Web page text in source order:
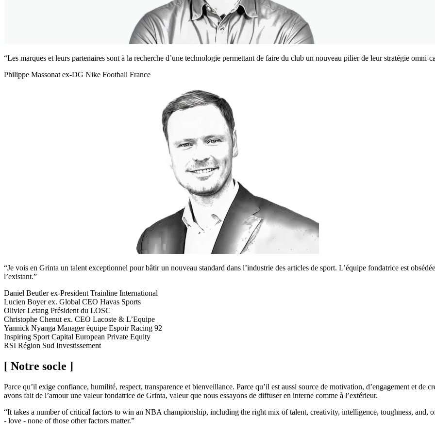
“Les marques et leurs partenaires sont à la recherche d’une technologie permettant de faire du club un nouveau pilier de leur stratégie omni-
Philippe Massonat ex-DG Nike Football France
“Je vois en Grinta un talent exceptionnel pour bâtir un nouveau standard dans l’industrie des articles de sport. L’équipe fondatrice est
l’existant.”
Daniel Beutler ex-President Trainline International
Lucien Boyer ex. Global CEO Havas Sports
Olivier Letang Président du LOSC
Christophe Chenut ex. CEO Lacoste & L’Equipe
Yannick Nyanga Manager équipe Espoir Racing 92
Inspiring Sport Capital European Private Equity
RSI Région Sud Investissement
[ Notre socle ]
Parce qu’il exige confiance, humilité, respect, transparence et bienveillance. Parce qu’il est aussi source de motivation, d’engagement et de
avons fait de l’amour une valeur fondatrice de Grinta, valeur que nous essayons de diffuser en interne comme à l’extérieur.
“It takes a number of critical factors to win an NBA championship, including the right mix of talent, creativity, intelligence, toughness, and,
- love - none of those other factors matter.”